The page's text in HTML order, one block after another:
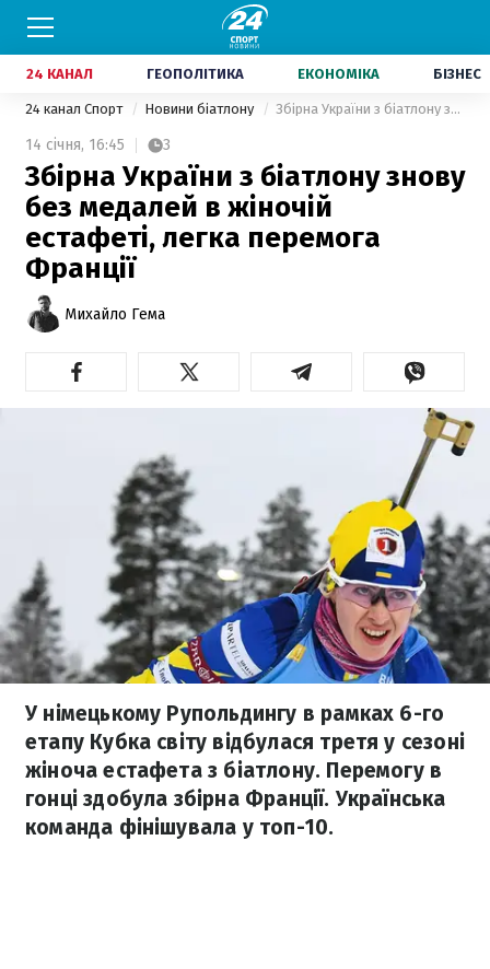
24 КАНАЛ ГЕОПОЛІТИКА ЕКОНОМІКА БІЗНЕС
24 канал Спорт Новини біатлону Збірна України з біатлону знову без медалей в жіночій естафеті, легка перемога Франції
14 січня, 16:45 3
Збірна України з біатлону знову
без медалей в жіночій
естафеті, легка перемога
Франції
Михайло Гема
У німецькому Рупольдингу в рамках 6-го
етапу Кубка світу відбулася третя у сезоні
жіноча естафета з біатлону. Перемогу в
гонці здобула збірна Франції. Українська
команда фінішувала у топ-10.